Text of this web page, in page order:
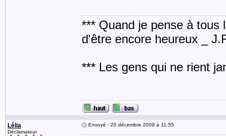
*** Quand je pense à tous
d'être encore heureux _
*** Les gens qui ne rient
Lélia
Déclamateur
Envoyé : 20 décembre 2009 à 11:55